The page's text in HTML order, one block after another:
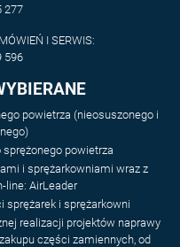
277
I SERWIS:
596
powietrza (nieosuszonego i
powietrza
i sprężarkowniami wraz z
line: AirLeader
sprężarek i sprężarkowni
realizacji projektów naprawy
części zamiennych, od